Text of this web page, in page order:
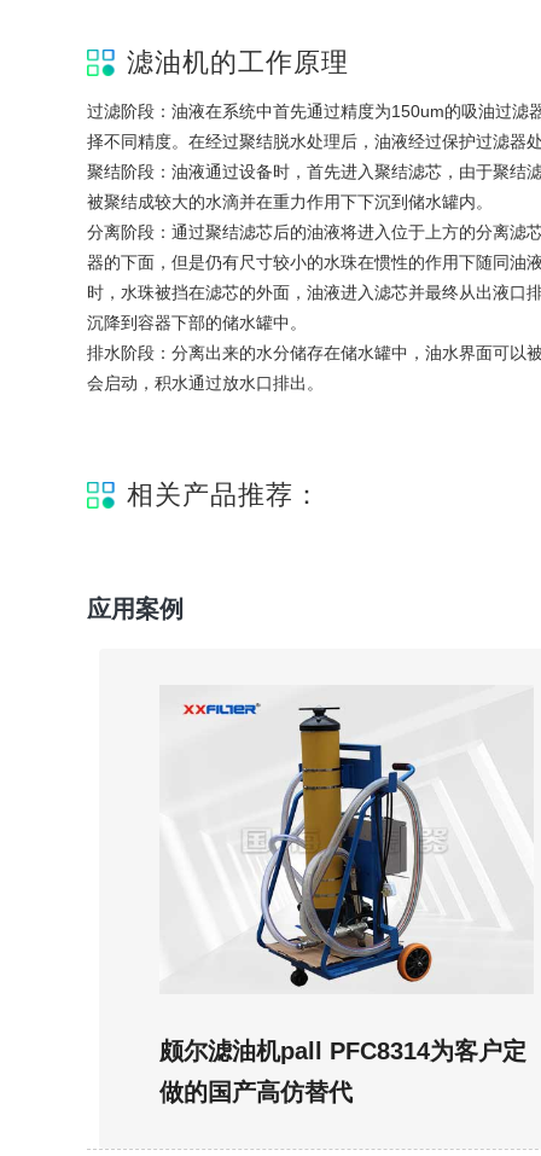
滤油机的工作原理
过滤阶段：油液在系统中首先通过精度为150um的吸油过
择不同精度。在经过聚结脱水处理后，油液经过保护过滤器
聚结阶段：油液通过设备时，首先进入聚结滤芯，由于聚结
被聚结成较大的水滴并在重力作用下下沉到储水罐内。
分离阶段：通过聚结滤芯后的油液将进入位于上方的分离滤
器的下面，但是仍有尺寸较小的水珠在惯性的作用下随同油
时，水珠被挡在滤芯的外面，油液进入滤芯并最终从出液口
沉降到容器下部的储水罐中。
排水阶段：分离出来的水分储存在储水罐中，油水界面可以
会启动，积水通过放水口排出。
相关产品推荐：
应用案例
颇尔滤油机pall PFC8314为客户定
做的国产高仿替代